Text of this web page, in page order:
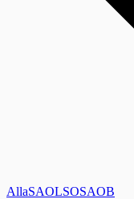
AllaSAOLSOSAOB